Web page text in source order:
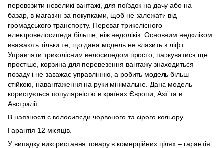
перевозити невеликі вантажі, для поїздок на дачу або на
базар, в магазин за покупками, щоб не залежати від
громадського транспорту. Переваг триколісного
електровелосипеда більше, ніж недоліків. Основним недоліком
вважають тільки те, що дана модель не влазить в ліфт.
Управляти триколісним велосипедом просто, паркуватися ще
простіше, корзина для перевезення вантажу знаходиться
позаду і не заважає управлінню, а робить модель більш
стійкою, навантаження на руки мінімальне. Дана модель
користується популярністю в країнах Європи, Азії та в
Австралії.
В наявності є велосипеди червоного та сірого кольору.
Гарантія 12 місяців.
У випадку використання товару в комерційних цілях – гарантія